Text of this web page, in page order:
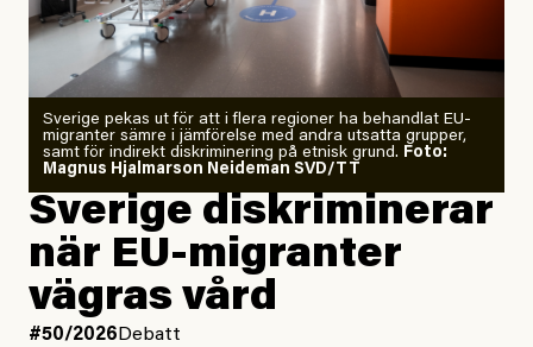
Årets El Niño kan bli den
starkaste som uppmätts
Zeke Hausfather är chockad igen efter att ha
analyserat hur de olika klimatmodellerna bedömer
läget för hur den begynnande El Niño-händelsen ska
utveckla sig. El Niño är ett återkommande
väderfenomen som uppstår när havsvattnet i delar av
Stilla havet blir ovanligt varmt. Det påverkar vädret
över stora delar av världen och under
forskare allt oftare varnat för att den här El Niñon
Sverige pekas ut för att i flera regioner ha behandlat EU-
migranter sämre i jämförelse med andra utsatta grupper,
samt för indirekt diskriminering på etnisk grund. Foto:
Magnus Hjalmarson Neideman SVD/TT
Sverige diskriminerar
när EU-migranter
vägras vård
#50/2026 Debatt